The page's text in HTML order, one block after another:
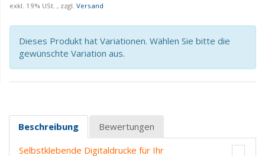
exkl. 19% USt. , zzgl. Versand
Dieses Produkt hat Variationen. Wählen Sie bitte die
gewünschte Variation aus.
Beschreibung
Bewertungen
Selbstklebende Digitaldrucke für Ihr